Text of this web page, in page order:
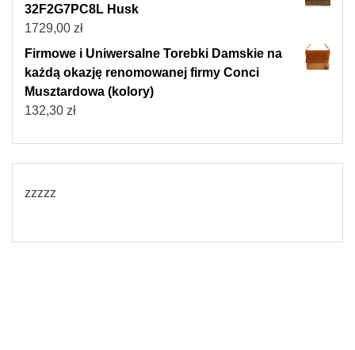
32F2G7PC8L Husk
1729,00 zł
Firmowe i Uniwersalne Torebki Damskie na
każdą okazję renomowanej firmy Conci
Musztardowa (kolory)
132,30 zł
zzzzz